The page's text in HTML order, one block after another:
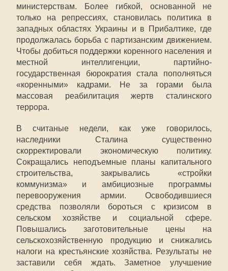
министерствам. Более гибкой, основанной не
только на репрессиях, становилась политика в
западных областях Украины и в Прибалтике, где
продолжалась борьба с партизанским движением.
Чтобы добиться поддержки коренного населения и
местной интеллигенции, партийно-
государственная бюрократия стала пополняться
«коренными» кадрами. Не за горами была
массовая реабилитация жертв сталинского
террора.
В считаные недели, как уже говорилось,
наследники Сталина существенно
скорректировали экономическую политику.
Сокращались неподъемные планы капитального
строительства, закрывались «стройки
коммунизма» и амбициозные программы
перевооружения армии. Освободившиеся
средства позволяли бороться с кризисом в
сельском хозяйстве и социальной сфере.
Повышались заготовительные цены на
сельскохозяйственную продукцию и снижались
налоги на крестьянские хозяйства. Результаты не
заставили себя ждать. Заметное улучшение